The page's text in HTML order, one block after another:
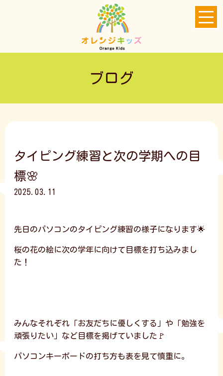
ブログ
タイピング練習と次の学期への目
標🌸
2025.03.11
先日のパソコンのタイピング練習の様子になります🌟
桜の花の絵に次の学年に向けて目標を打ち込みまし
た！
みんなそれぞれ「お友だちに優しくする」や「勉強を
頑張りたい」など目標を掲げていました🚩
パソコンキーボードの打ち方も表を見て慎重に。